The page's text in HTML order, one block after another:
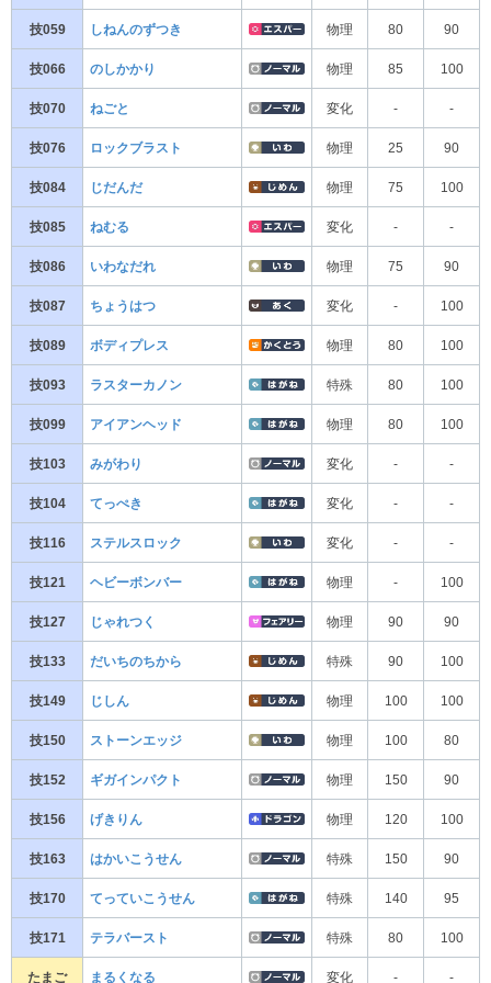
技059 しねんのずつき 物理 80 90
技066 のしかかり 物理 85 100
技070 ねごと 変化 - -
技076 ロックブラスト 物理 25 90
技084 じだんだ 物理 75 100
技085 ねむる 変化 - -
技086 いわなだれ 物理 75 90
技087 ちょうはつ 変化 - 100
技089 ボディプレス 物理 80 100
技093 ラスターカノン 特殊 80 100
技099 アイアンヘッド 物理 80 100
技103 みがわり 変化 - -
技104 てっぺき 変化 - -
技116 ステルスロック 変化 - -
技121 ヘビーボンバー 物理 - 100
技127 じゃれつく 物理 90 90
技133 だいちのちから 特殊 90 100
技149 じしん 物理 100 100
技150 ストーンエッジ 物理 100 80
技152 ギガインパクト 物理 150 90
技156 げきりん 物理 120 100
技163 はかいこうせん 特殊 150 90
技170 てっていこうせん 特殊 140 95
技171 テラバースト 特殊 80 100
たまご まるくなる 変化 - -